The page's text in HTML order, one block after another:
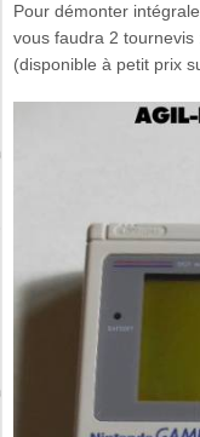
Pour démonter
vous faudra 2
(disponible à petit prix